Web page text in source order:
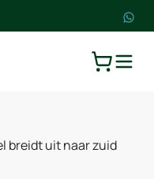
breidt uit naar zuid